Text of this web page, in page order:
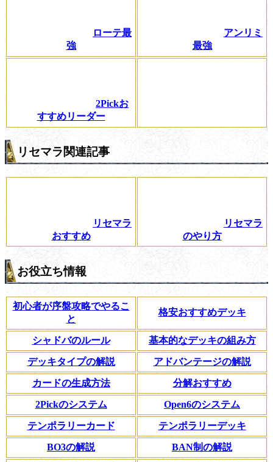
ローテ最
強
アンリミ
最強
2Pickお
すすめリーダー
リセマラ関連記事
リセマラ
おすすめ
リセマラ
のやり方
お役立ち情報
初心者が序盤攻略でやるこ
と
格安おすすめデッキ
シャドバのルール 基本的なデッキの組み方
デッキタイプの解説 アドバンテージの解説
カードの生成方法 分解おすすめ
2Pickのシステム Open6のシステム
テンポラリーカード テンポラリーデッキ
BO3の解説 BAN制の解説